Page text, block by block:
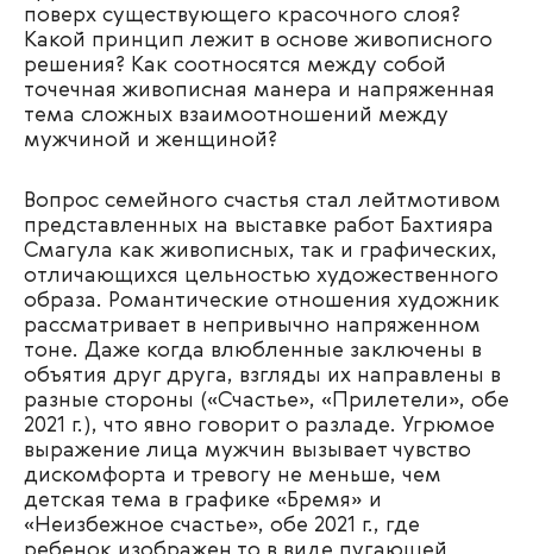
поверх существующего красочного слоя?
Какой принцип лежит в основе живописного
решения? Как соотносятся между собой
точечная живописная манера и напряженная
тема сложных взаимоотношений между
мужчиной и женщиной?
Вопрос семейного счастья стал лейтмотивом
представленных на выставке работ Бахтияра
Смагула как живописных, так и графических,
отличающихся цельностью художественного
образа. Романтические отношения художник
рассматривает в непривычно напряженном
тоне. Даже когда влюбленные заключены в
объятия друг друга, взгляды их направлены в
разные стороны («Счастье», «Прилетели», обе
2021 г.), что явно говорит о разладе. Угрюмое
выражение лица мужчин вызывает чувство
дискомфорта и тревогу не меньше, чем
детская тема в графике «Бремя» и
«Неизбежное счастье», обе 2021 г., где